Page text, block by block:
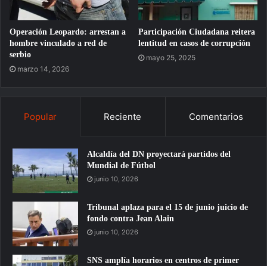
Operación Leopardo: arrestan a
hombre vinculado a red de
serbio
marzo 14, 2026
Participación Ciudadana reitera
lentitud en casos de corrupción
mayo 25, 2025
Popular Reciente Comentarios
Alcaldía del DN proyectará partidos del
Mundial de Fútbol
junio 10, 2026
Tribunal aplaza para el 15 de junio juicio de
fondo contra Jean Alain
junio 10, 2026
SNS amplía horarios en centros de primer